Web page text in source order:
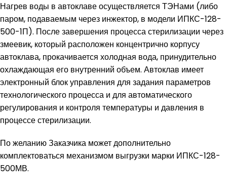
Нагрев воды в автоклаве осуществляется ТЭНами (либо
паром, подаваемым через инжектор, в модели ИПКС-128-
500-1П). После завершения процесса стерилизации через
змеевик, который расположен концентрично корпусу
автоклава, прокачивается холодная вода, принудительно
охлаждающая его внутренний объем. Автоклав имеет
электронный блок управления для задания параметров
технологического процесса и для автоматического
регулирования и контроля температуры и давления в
процессе стерилизации.
По желанию Заказчика может дополнительно
комплектоваться механизмом выгрузки марки ИПКС-128-
500МВ.